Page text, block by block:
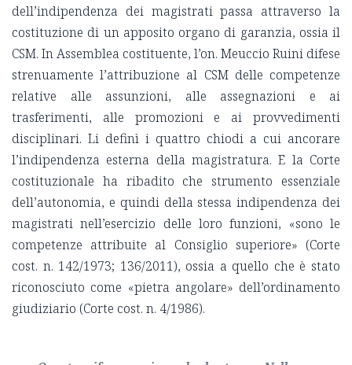
dell’indipendenza dei magistrati passa attraverso la
costituzione di un apposito organo di garanzia, ossia il
CSM. In Assemblea costituente, l’on. Meuccio Ruini difese
strenuamente l’attribuzione al CSM delle competenze
relative alle assunzioni, alle assegnazioni e ai
trasferimenti, alle promozioni e ai provvedimenti
disciplinari. Li definì i quattro chiodi a cui ancorare
l’indipendenza esterna della magistratura. E la Corte
costituzionale ha ribadito che strumento essenziale
dell’autonomia, e quindi della stessa indipendenza dei
magistrati nell’esercizio delle loro funzioni, «sono le
competenze attribuite al Consiglio superiore» (Corte
cost. n. 142/1973; 136/2011), ossia a quello che è stato
riconosciuto come «pietra angolare» dell’ordinamento
giudiziario (Corte cost. n. 4/1986).